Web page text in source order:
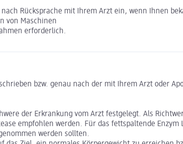
nach Rücksprache mit Ihrem Arzt ein, wenn Ihnen
von Maschinen
erforderlich.
bzw. genau nach der mit Ihrem Arzt oder
der Erkrankung vom Arzt festgelegt. Als
empfohlen werden. Für das fettspaltende
werden sollten.